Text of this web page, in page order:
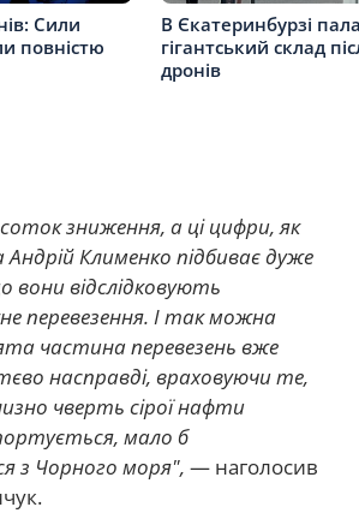
Сили
повністю
В Єкатеринбурзі
гігантський склад
дронів
зниження, а ці цифри, як
Андрій Клименко підбиває дуже
відслідковують
перевезення. І так можна
частина перевезень вже
насправді, враховуючи те,
чверть сірої нафти
мало б
з Чорного моря", — наголосив